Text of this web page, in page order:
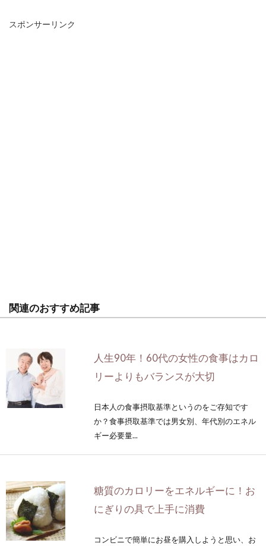
スポンサーリンク
関連のおすすめ記事
人生90年！60代の女性の食事はカロ
リーよりもバランスが大切
日本人の食事摂取基準というのをご存知です
か？食事摂取基準では男女別、年代別のエネル
ギー必要量...
糖質のカロリーをエネルギーに！お
にぎりの具で上手に消費
コンビニで簡単にお昼を購入しようと思い、お